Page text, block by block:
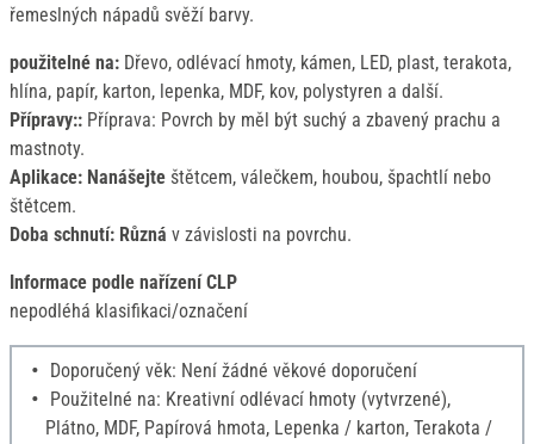
řemeslných nápadů svěží barvy.
použitelné na: Dřevo, odlévací hmoty, kámen, LED, plast, terakota,
hlína, papír, karton, lepenka, MDF, kov, polystyren a další.
Přípravy:: Příprava: Povrch by měl být suchý a zbavený prachu a
mastnoty.
Aplikace: Nanášejte štětcem, válečkem, houbou, špachtlí nebo
štětcem.
Doba schnutí: Různá v závislosti na povrchu.
Informace podle nařízení CLP
nepodléhá klasifikaci/označení
Doporučený věk: Není žádné věkové doporučení
Použitelné na: Kreativní odlévací hmoty (vytvrzené),
Plátno, MDF, Papírová hmota, Lepenka / karton, Terakota /